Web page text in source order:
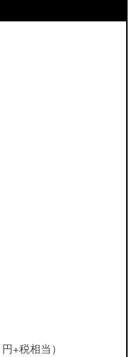
+税相当）